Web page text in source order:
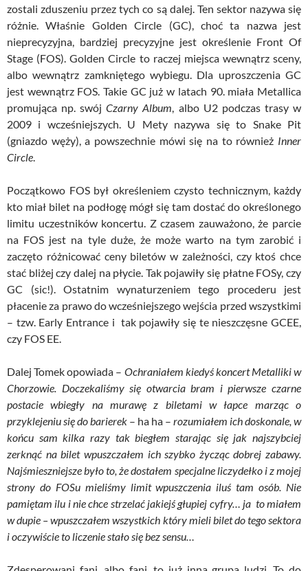
zostali zduszeniu przez tych co są dalej. Ten sektor nazywa się
różnie. Właśnie Golden Circle (GC), choć ta nazwa jest
nieprecyzyjna, bardziej precyzyjne jest określenie Front Of
Stage (FOS). Golden Circle to raczej miejsca wewnątrz sceny,
albo wewnątrz zamkniętego wybiegu. Dla uproszczenia GC
jest wewnątrz FOS. Takie GC już w latach 90. miała Metallica
promująca np. swójCzarny Album, albo U2 podczas trasy w
2009 i wcześniejszych. U Mety nazywa się to Snake Pit
(gniazdo węży), a powszechnie mówi się na to również Inner
Circle.
Początkowo FOS był określeniem czysto technicznym, każdy
kto miał bilet na podłogę mógł się tam dostać do określonego
limitu uczestników koncertu. Z czasem zauważono, że parcie
na FOS jest na tyle duże, że może warto na tym zarobić i
zaczęto różnicować ceny biletów w zależności, czy ktoś chce
stać bliżej czy dalej na płycie. Tak pojawiły się płatne FOSy, czy
GC (sic!). Ostatnim wynaturzeniem tego procederu jest
płacenie za prawo do wcześniejszego wejścia przed wszystkimi
– tzw. Early Entrance i tak pojawiły się te nieszczęsne GCEE,
czy FOS EE.
Dalej Tomek opowiada – Ochraniałem kiedyś koncert Metalliki w
Chorzowie. Doczekaliśmy się otwarcia bram i pierwsze czarne
postacie wbiegły na murawę z biletami w łapce marząc o
przyklejeniu się do barierek – ha ha – rozumiałem ich doskonale, w
końcu sam kilka razy tak biegłem starając się jak najszybciej
zerknąć na bilet wpuszczałem ich szybko życząc dobrej zabawy.
Najśmieszniejsze było to, że dostałem specjalne liczydełko i z mojej
strony do FOSu mieliśmy limit wpuszczenia iluś tam osób. Nie
pamiętam ilu i nie chce strzelać jakiejś głupiej cyfry… ja to miałem
w dupie – wpuszczałem wszystkich który mieli bilet do tego sektora
i oczywiście to liczenie stało się bez sensu…